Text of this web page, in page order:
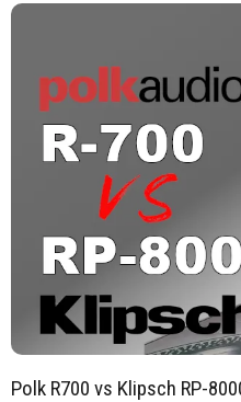
Polk R700 vs Klipsch RP-